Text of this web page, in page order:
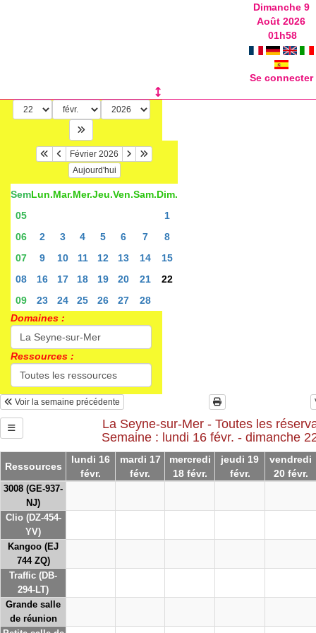
Dimanche 9
Août 2026
01h58
Se connecter
Février 2026
Aujourd'hui
SemLun.Mar.Mer.Jeu.Ven.Sam.Dim.
05
1
06
2 3 4 5 6 7
8
07
9 10 11 12 13 14
15
08
16 17 18 19 20 21
22
09
23 24 25 26 27
28
Domaines :
Ressources :
Voir la semaine précédente
La Seyne-sur-Mer - Toutes les
Semaine : lundi 16 févr. - dimanche
Ressources
lundi 16
févr.
mardi 17
févr.
mercredi
18 févr.
jeudi 19
févr.
vendredi
20 févr.
3008 (GE-937-
NJ)
Clio (DZ-454-
YV)
Kangoo (EJ
744 ZQ)
Traffic (DB-
294-LT)
Grande salle
de réunion